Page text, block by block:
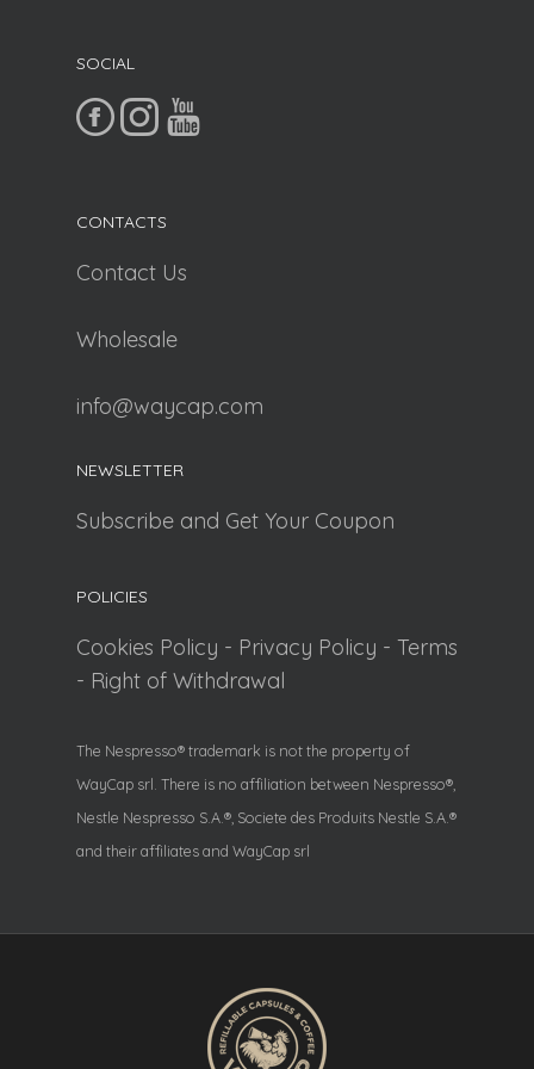
SOCIAL
CONTACTS
Contact Us
Wholesale
info@waycap.com
NEWSLETTER
Subscribe and Get Your Coupon
POLICIES
Cookies Policy - Privacy Policy - Terms
- Right of Withdrawal
The Nespresso® trademark is not the property of
WayCap srl. There is no affiliation between Nespresso®,
Nestle Nespresso S.A.®, Societe des Produits Nestle S.A.®
and their affiliates and WayCap srl